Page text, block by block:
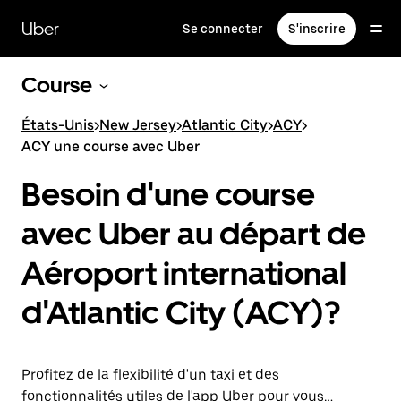
contenu
principal
Uber Se connecter S'inscrire
Course
États-Unis>New Jersey>Atlantic City>ACY>
ACY une course avec Uber
Besoin d'une course
avec Uber au départ de
Aéroport international
d'Atlantic City (ACY)?
Profitez de la flexibilité d'un taxi et des
fonctionnalités utiles de l'app Uber pour vous